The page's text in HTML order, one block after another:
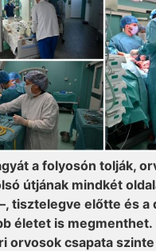
a folyosón tolják,
útjának mindkét
tisztelegve előtte és a
életet is megmenthet.
orvosok csapata